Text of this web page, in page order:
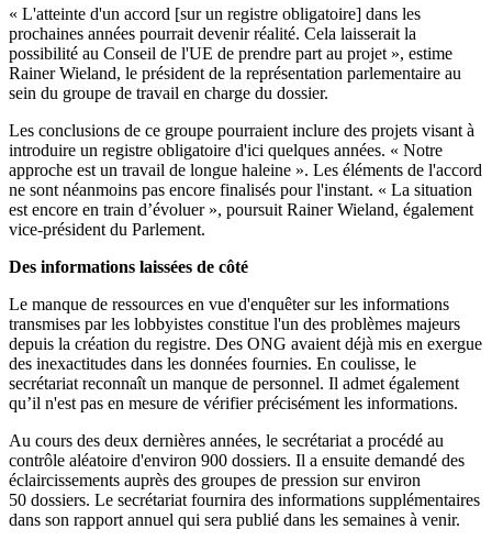
« L'atteinte d'un accord [sur un registre obligatoire] dans les
prochaines années pourrait devenir réalité. Cela laisserait la
possibilité au Conseil de l'UE de prendre part au projet », estime
Rainer Wieland, le président de la représentation parlementaire au
sein du groupe de travail en charge du dossier.
Les conclusions de ce groupe pourraient inclure des projets visant à
introduire un registre obligatoire d'ici quelques années. « Notre
approche est un travail de longue haleine ». Les éléments de l'accord
ne sont néanmoins pas encore finalisés pour l'instant. « La situation
est encore en train d’évoluer », poursuit Rainer Wieland, également
vice-président du Parlement.
Des informations laissées de côté
Le manque de ressources en vue d'enquêter sur les informations
transmises par les lobbyistes constitue l'un des problèmes majeurs
depuis la création du registre. Des ONG avaient déjà mis en exergue
des inexactitudes dans les données fournies. En coulisse, le
secrétariat reconnaît un manque de personnel. Il admet également
qu’il n'est pas en mesure de vérifier précisément les informations.
Au cours des deux dernières années, le secrétariat a procédé au
contrôle aléatoire d'environ 900 dossiers. Il a ensuite demandé des
éclaircissements auprès des groupes de pression sur environ
50 dossiers. Le secrétariat fournira des informations supplémentaires
dans son rapport annuel qui sera publié dans les semaines à venir.